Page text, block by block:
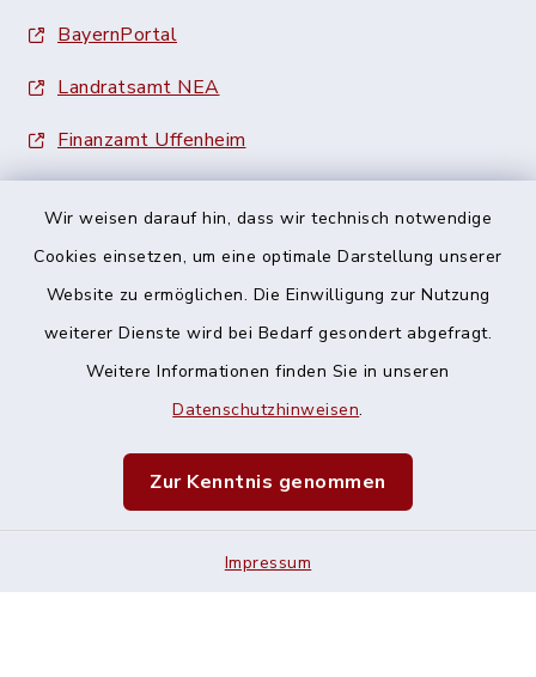
Wir weisen darauf hin, dass wir technisch notwendige
Cookies einsetzen, um eine optimale Darstellung unserer
Website zu ermöglichen. Die Einwilligung zur Nutzung
weiterer Dienste wird bei Bedarf gesondert abgefragt.
Weitere Informationen finden Sie in unseren
Datenschutzhinweisen.
Zur Kenntnis genommen
Impressum
BayernPortal
Landratsamt NEA
Finanzamt Uffenheim
Barrierefreiheit
Impressum
Sitemap